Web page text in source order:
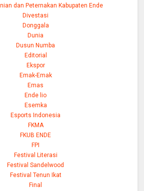
dan Peternakan Kabupaten Ende
Divestasi
Donggala
Dunia
Dusun Numba
Editorial
Ekspor
Emak-Emak
Emas
Ende lio
Esemka
Esports Indonesia
FKMA
FKUB ENDE
FPI
Festival Literasi
Festival Sandelwood
Festival Tenun Ikat
Final